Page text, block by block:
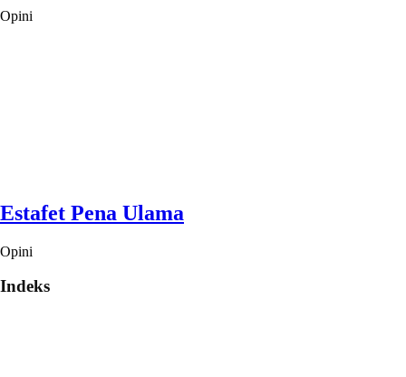
Opini
Estafet Pena Ulama
Opini
Indeks